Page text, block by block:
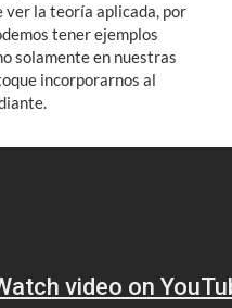
ver la teoría aplicada, por
tener ejemplos
solamente en nuestras
incorporarnos al